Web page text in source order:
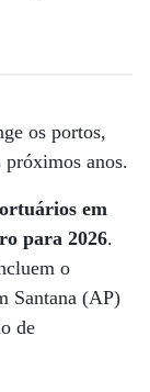
os portos,
próximos anos.
em
para 2026.
o
Santana (AP)
de